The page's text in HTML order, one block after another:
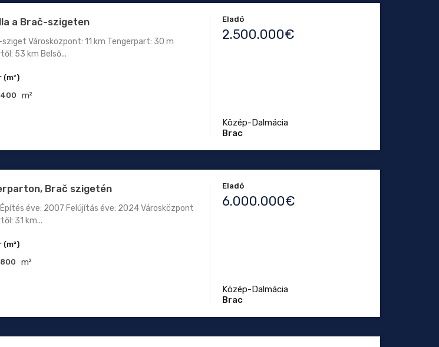
a Brač-szigeten
Városközpont: 11 km Tengerpart: 30 m
53 km Belső...
(m²)
400 m²
Eladó
2.500.000€
Közép-Dalmácia
Brac
Brač szigetén
éve: 2007 Felújítás éve: 2024 Városközpont
31 km...
(m²)
800 m²
Eladó
6.000.000€
Közép-Dalmácia
Brac